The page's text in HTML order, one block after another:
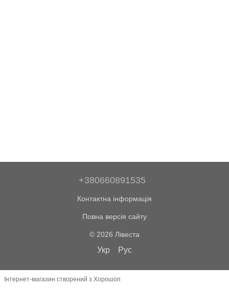
+380660891535
Контактна інформація
Повна версія сайту
© 2026 Лівеста
Укр Рус
Інтернет-магазин створений з Хорошоп